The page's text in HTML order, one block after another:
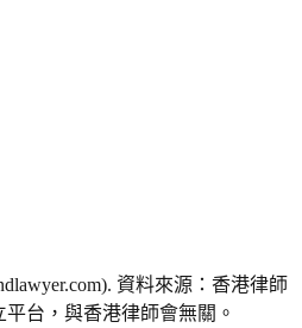
資料來源：香港律師
台，與香港律師會無關。